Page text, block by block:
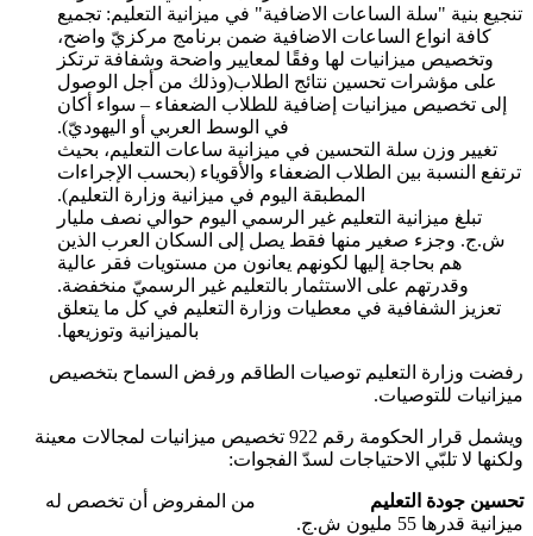
تنجيع بنية "سلة الساعات الاضافية" في ميزانية التعليم: تجميع
كافة انواع الساعات الاضافية ضمن برنامج مركزيّ واضح،
وتخصيص ميزانيات لها وفقًا لمعايير واضحة وشفافة ترتكز
على مؤشرات تحسين نتائج الطلاب(وذلك من أجل الوصول
إلى تخصيص ميزانيات إضافية للطلاب الضعفاء – سواء أكان
في الوسط العربي أو اليهوديّ).
تغيير وزن سلة التحسين في ميزانية ساعات التعليم، بحيث
ترتفع النسبة بين الطلاب الضعفاء والأقوياء (بحسب الإجراءات
المطبقة اليوم في ميزانية وزارة التعليم).
تبلغ ميزانية التعليم غير الرسمي اليوم حوالي نصف مليار
ش.ج. وجزء صغير منها فقط يصل إلى السكان العرب الذين
هم بحاجة إليها لكونهم يعانون من مستويات فقر عالية
وقدرتهم على الاستثمار بالتعليم غير الرسميّ منخفضة.
تعزيز الشفافية في معطيات وزارة التعليم في كل ما يتعلق
بالميزانية وتوزيعها.
رفضت وزارة التعليم توصيات الطاقم ورفض السماح بتخصيص
ميزانيات للتوصيات.
ويشمل قرار الحكومة رقم 922 تخصيص ميزانيات لمجالات معينة
ولكنها لا تلبّي الاحتياجات لسدّ الفجوات:
تحسين جودة التعليم من المفروض أن تخصص له
ميزانية قدرها 55 مليون ش.ج.